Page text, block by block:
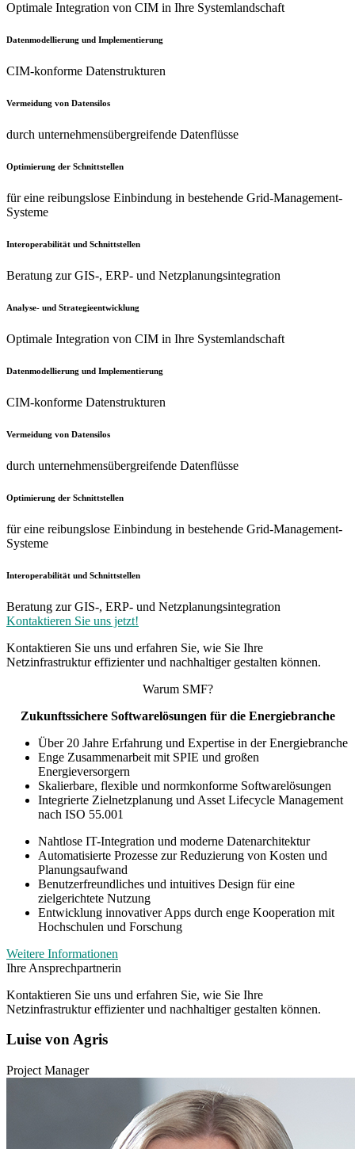
Optimale Integration von CIM in Ihre Systemlandschaft
Datenmodellierung und Implementierung
CIM-konforme Datenstrukturen
Vermeidung von Datensilos
durch unternehmensübergreifende Datenflüsse
Optimierung der Schnittstellen
für eine reibungslose Einbindung in bestehende Grid-Management-
Systeme
Interoperabilität und Schnittstellen
Beratung zur GIS-, ERP- und Netzplanungsintegration
Analyse- und Strategieentwicklung
Optimale Integration von CIM in Ihre Systemlandschaft
Datenmodellierung und Implementierung
CIM-konforme Datenstrukturen
Vermeidung von Datensilos
durch unternehmensübergreifende Datenflüsse
Optimierung der Schnittstellen
für eine reibungslose Einbindung in bestehende Grid-Management-
Systeme
Interoperabilität und Schnittstellen
Beratung zur GIS-, ERP- und Netzplanungsintegration
Kontaktieren Sie uns jetzt!
Kontaktieren Sie uns und erfahren Sie, wie Sie Ihre
Netzinfrastruktur effizienter und nachhaltiger gestalten können.
Warum SMF?
Zukunftssichere Softwarelösungen für die Energiebranche
Über 20 Jahre Erfahrung und Expertise in der Energiebranche
Enge Zusammenarbeit mit SPIE und großen
Energieversorgern
Skalierbare, flexible und normkonforme Softwarelösungen
Integrierte Zielnetzplanung und Asset Lifecycle Management
nach ISO 55.001
Nahtlose IT-Integration und moderne Datenarchitektur
Automatisierte Prozesse zur Reduzierung von Kosten und
Planungsaufwand
Benutzerfreundliches und intuitives Design für eine
zielgerichtete Nutzung
Entwicklung innovativer Apps durch enge Kooperation mit
Hochschulen und Forschung
Weitere Informationen
Ihre Ansprechpartnerin
Kontaktieren Sie uns und erfahren Sie, wie Sie Ihre
Netzinfrastruktur effizienter und nachhaltiger gestalten können.
Luise von Agris
Project Manager